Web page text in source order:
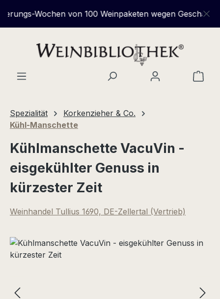
Zum Hauptinhalt springen
Wochen von 100 Weinpaketen wegen
Spezialität
Korkenzieher & Co.
Kühl-Manschette
Kühlmanschette VacuVin -
eisgekühlter Genuss in
kürzester Zeit
Weinhandel Tullius 1690, DE-Zellertal (Vertrieb)
Bildergalerie überspringen